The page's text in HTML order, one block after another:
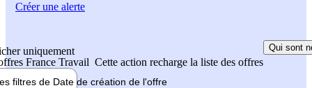
uniquement
France Travail Cette action recharge la liste des offres
Qui sont
filtres de Date de création de l'offre
Créer une alerte